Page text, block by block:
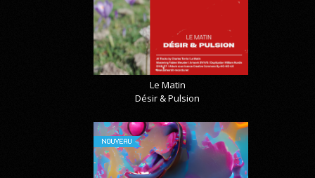
Le Matin
Désir & Pulsion
NOUVEAU